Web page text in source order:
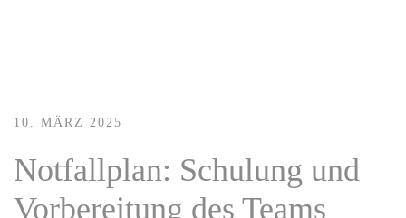
10. MÄRZ 2025
Notfallplan: Schulung und
Vorbereitung des Teams